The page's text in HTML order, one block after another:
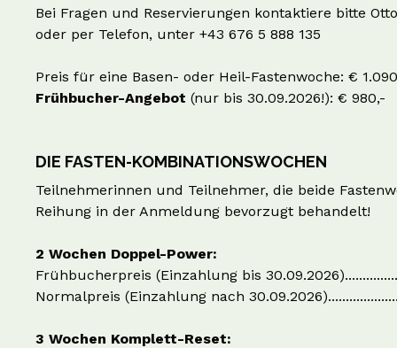
Bei Fragen und Reservierungen kontaktiere bitte
oder per Telefon, unter +43 676 5 888 135
Preis für eine Basen- oder Heil-Fastenwoche: €
Frühbucher-Angebot (nur bis 30.09.2026!): € 980,-
DIE FASTEN-KOMBINATIONSWOCHEN
Teilnehmerinnen und Teilnehmer, die beide
Reihung in der Anmeldung bevorzugt behandelt!
2 Wochen Doppel-Power:
Frühbucherpreis (Einzahlung bis
Normalpreis (Einzahlung nach
3 Wochen Komplett-Reset: